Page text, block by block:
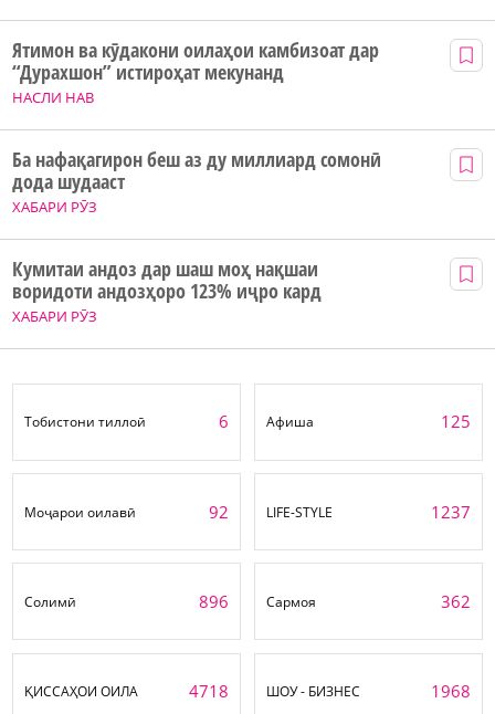
НАСЛИ НАВ
Ятимон ва кӯдакони оилаҳои камбизоат дар
“Дурахшон” истироҳат мекунанд
ХАБАРИ РӮЗ
Ба нафақагирон беш аз ду миллиард сомонӣ
дода шудааст
ХАБАРИ РӮЗ
Кумитаи андоз дар шаш моҳ нақшаи
воридоти андозҳоро 123% иҷро кард
Тобистони тиллоӣ 6 Афиша 125
Моҷарои оилавӣ 92 LIFE-STYLE 1237
Солимӣ 896 Сармоя 362
ҚИССАҲОИ ОИЛА 4718 ШОУ - БИЗНЕС 1968